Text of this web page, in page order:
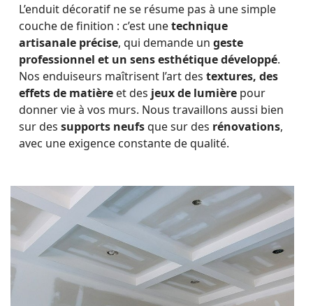
L’enduit décoratif ne se résume pas à une simple
couche de finition : c’est unetechnique
artisanale précise, qui demande un geste
professionnel et un sens esthétique développé.
Nos enduiseurs maîtrisent l’art des textures, des
effets de matière et des jeux de lumière pour
donner vie à vos murs. Nous travaillons aussi bien
sur des supports neufsque sur des rénovations,
avec une exigence constante de qualité.